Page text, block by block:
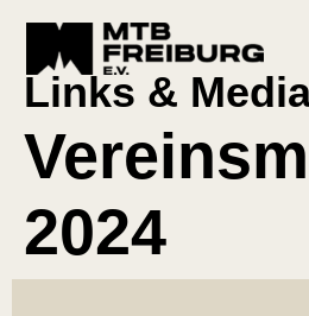
Links &
2024